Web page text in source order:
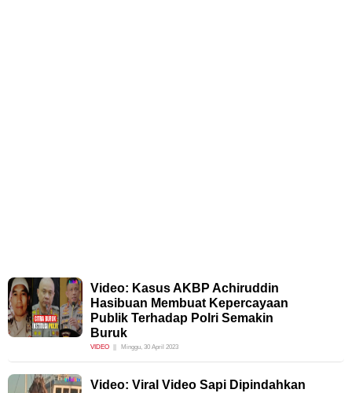
Video: Kasus AKBP Achiruddin
Hasibuan Membuat Kepercayaan
Publik Terhadap Polri Semakin
Buruk
VIDEO Minggu, 30 April 2023
Video: Viral Video Sapi Dipindahkan